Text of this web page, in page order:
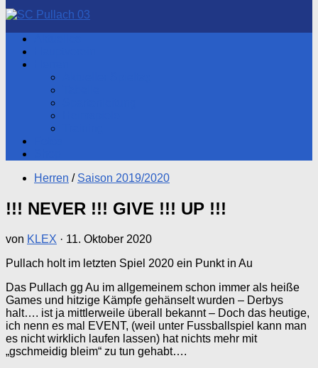
Herren / Saison 2019/2020
!!! NEVER !!! GIVE !!! UP !!!
von KLEX · 11. Oktober 2020
Pullach holt im letzten Spiel 2020 ein Punkt in Au
Das Pullach gg Au im allgemeinem schon immer als heiße
Games und hitzige Kämpfe gehänselt wurden – Derbys
halt…. ist ja mittlerweile überall bekannt – Doch das heutige,
ich nenn es mal EVENT, (weil unter Fussballspiel kann man
es nicht wirklich laufen lassen) hat nichts mehr mit
„gschmeidig bleim“ zu tun gehabt….